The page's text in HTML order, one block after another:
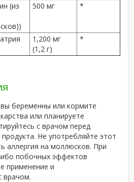
(из
500 мг *
1,200 мг
(1,2 г)
*
вы беременны или кормите
или планируете
с врачом перед
Не употребляйте этот
аллергия на моллюсков. При
побочных эффектов
применение и
врачом.